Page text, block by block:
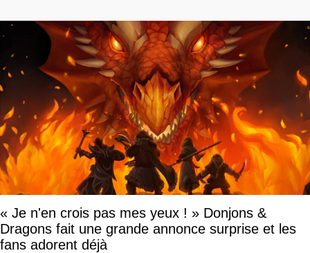
« Je n'en crois pas mes yeux ! » Donjons &
Dragons fait une grande annonce surprise et les
fans adorent déjà